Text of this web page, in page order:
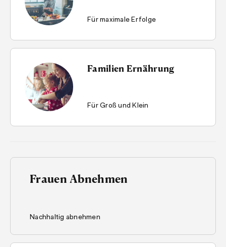
Für maximale Erfolge
Familien Ernährung
Für Groß und Klein
Frauen Abnehmen
Nachhaltig abnehmen